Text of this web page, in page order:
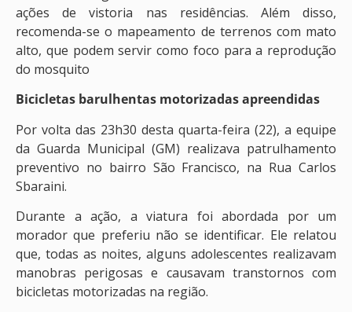
ações de vistoria nas residências. Além disso,
recomenda-se o mapeamento de terrenos com mato
alto, que podem servir como foco para a reprodução
do mosquito
Bicicletas barulhentas motorizadas apreendidas
Por volta das 23h30 desta quarta-feira (22), a equipe
da Guarda Municipal (GM) realizava patrulhamento
preventivo no bairro São Francisco, na Rua Carlos
Sbaraini.
Durante a ação, a viatura foi abordada por um
morador que preferiu não se identificar. Ele relatou
que, todas as noites, alguns adolescentes realizavam
manobras perigosas e causavam transtornos com
bicicletas motorizadas na região.